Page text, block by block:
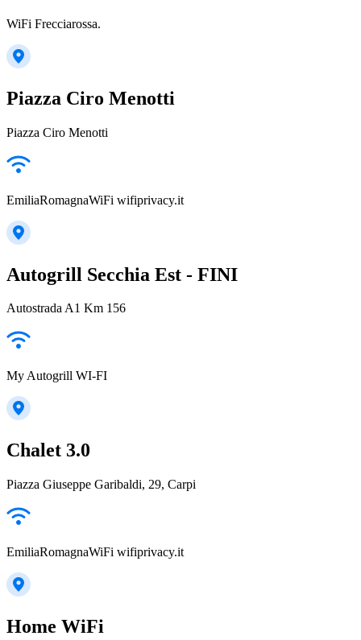
WiFi Frecciarossa.
Piazza Ciro Menotti
Piazza Ciro Menotti
EmiliaRomagnaWiFi wifiprivacy.it
Autogrill Secchia Est - FINI
Autostrada A1 Km 156
My Autogrill WI-FI
Chalet 3.0
Piazza Giuseppe Garibaldi, 29, Carpi
EmiliaRomagnaWiFi wifiprivacy.it
Home WiFi